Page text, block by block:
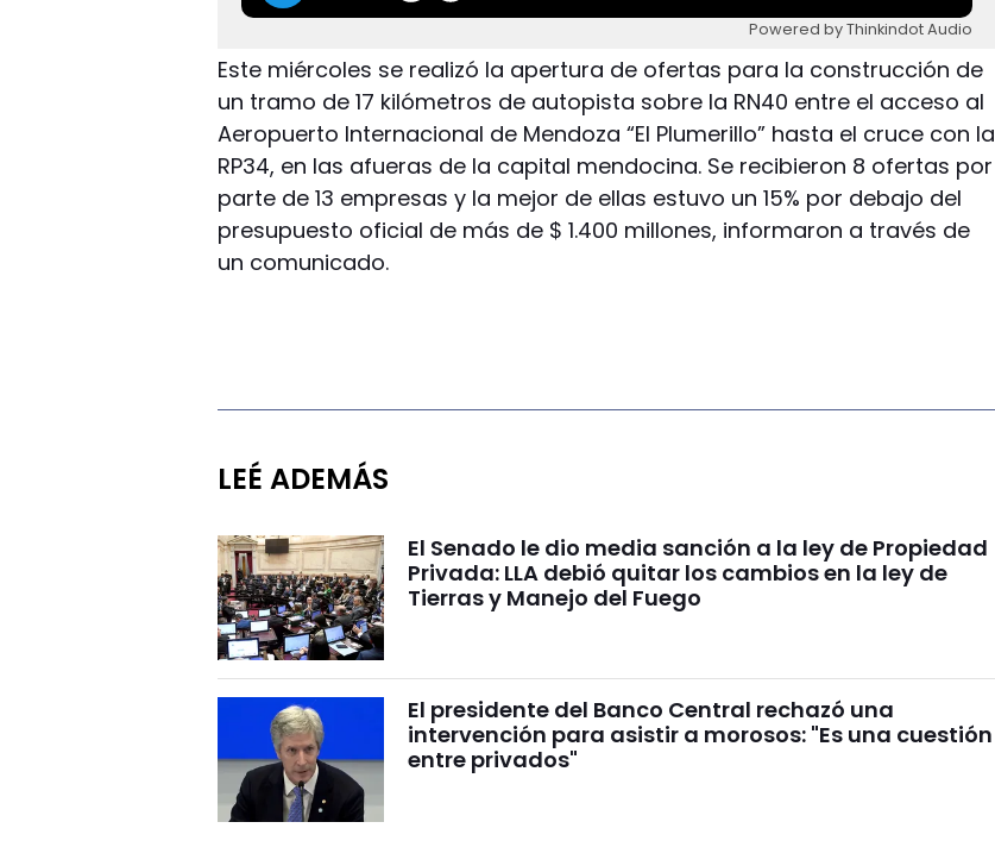
Powered by Thinkindot Audio
Este miércoles se realizó la apertura de ofertas para la construcción de
un tramo de 17 kilómetros de autopista sobre la RN40 entre el acceso al
Aeropuerto Internacional de Mendoza “El Plumerillo” hasta el cruce con la
RP34, en las afueras de la capital mendocina. Se recibieron 8 ofertas por
parte de 13 empresas y la mejor de ellas estuvo un 15% por debajo del
presupuesto oficial de más de $ 1.400 millones, informaron a través de
un comunicado.
LEÉ ADEMÁS
El Senado le dio media sanción a la ley de Propiedad
Privada: LLA debió quitar los cambios en la ley de
Tierras y Manejo del Fuego
El presidente del Banco Central rechazó una
intervención para asistir a morosos: "Es una cuestión
entre privados"